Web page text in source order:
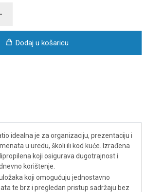
Dodaj u košaricu
idealna je za organizaciju, prezentaciju i
u uredu, školi ili kod kuće. Izrađena
koji osigurava dugotrajnost i
korištenje.
koji omogućuju jednostavno
te brz i pregledan pristup sadržaju bez